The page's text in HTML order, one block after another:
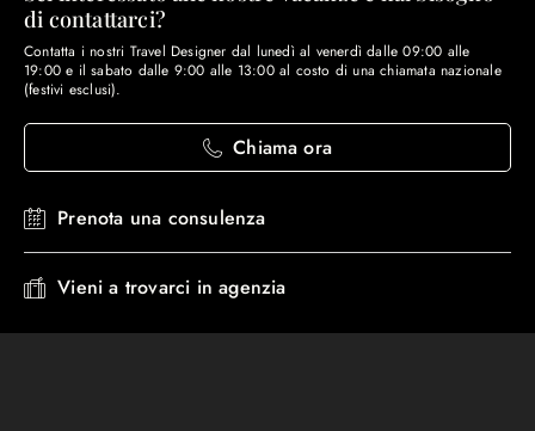
di contattarci?
Contatta i nostri Travel Designer dal lunedì al venerdì dalle 09:00 alle
19:00 e il sabato dalle 9:00 alle 13:00 al costo di una chiamata nazionale
(festivi esclusi).
Chiama ora
Prenota una consulenza
Vieni a trovarci in agenzia